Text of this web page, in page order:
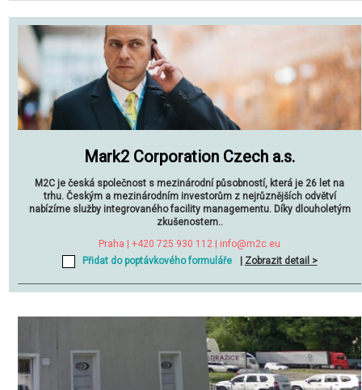
Mark2 Corporation Czech a.s.
M2C je česká společnost s mezinárodní působností, která je 26 let na
trhu. Českým a mezinárodním investorům z nejrůznějších odvětví
nabízíme služby integrovaného facility managementu. Díky dlouholetým
zkušenostem..
Praha | +420 725 930 112 | info@m2c.eu
Přidat do poptávkového formuláře
Zobrazit detail >